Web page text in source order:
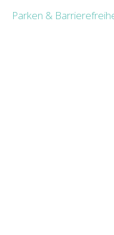
Parken &